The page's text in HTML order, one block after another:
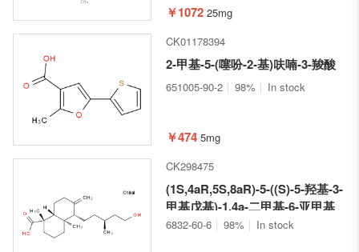
[16.3.1]二十二烷-1(21),4,6,10,18-
￥1072 25mg
CK01178394
2-甲基-5-(噻吩-2-基)呋喃-3-羧酸
651005-90-2 98% In stock
￥474 5mg
CK298475
(1S,4aR,5S,8aR)-5-((S)-5-羟基-3-
甲基戊基)-1,4a-二甲基-6-亚甲基
十氢萘-1-羧酸
6832-60-6 98% In stock